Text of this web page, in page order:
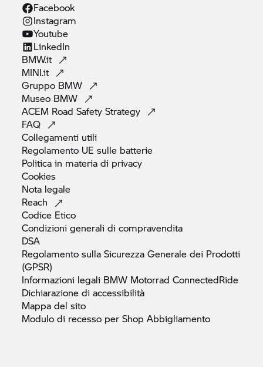
Facebook
Instagram
Youtube
LinkedIn
BMW.it
MINI.it
Gruppo BMW
Museo BMW
ACEM Road SafetyStrategy
FAQ
Collegamenti utili
Regolamento UE sulle batterie
Politica in materia di privacy
Cookies
Nota legale
Reach
Codice Etico
Condizioni generali dicompravendita
DSA
Regolamento sulla Sicurezza Generale dei Prodotti
(GPSR)
Informazioni legali BMW Motorrad ConnectedRide
Dichiarazione diaccessibilità
Mappa delsito
Modulo di recesso per ShopAbbigliamento